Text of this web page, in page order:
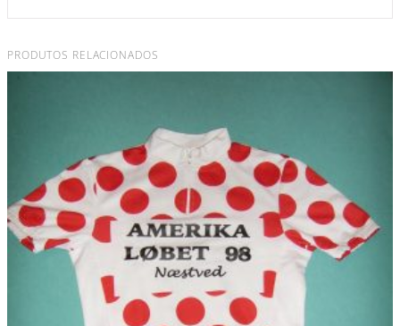
PRODUTOS RELACIONADOS